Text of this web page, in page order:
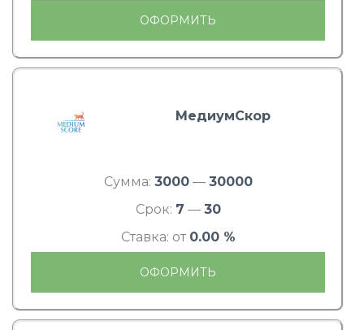
ОФОРМИТЬ
МедиумСкор
Сумма: 3000— 30000
Срок: 7 — 30
Ставка: от 0.00 %
ОФОРМИТЬ